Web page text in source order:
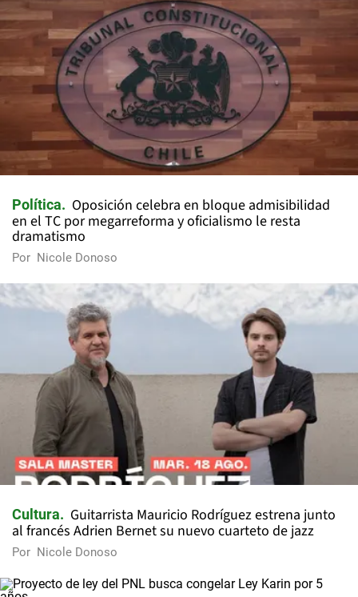
Política
Oposición celebra en bloque admisibilidad
en el TC por megarreforma y oficialismo le resta
dramatismo
Por Nicole Donoso
Cultura
Guitarrista Mauricio Rodríguez estrena junto
al francés Adrien Bernet su nuevo cuarteto de jazz
Por Nicole Donoso